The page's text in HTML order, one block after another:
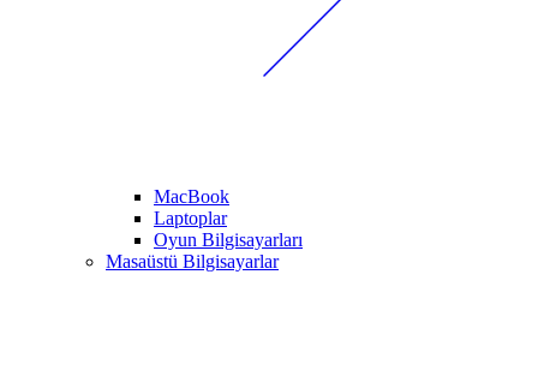
MacBook
Laptoplar
Oyun Bilgisayarları
Masaüstü Bilgisayarlar